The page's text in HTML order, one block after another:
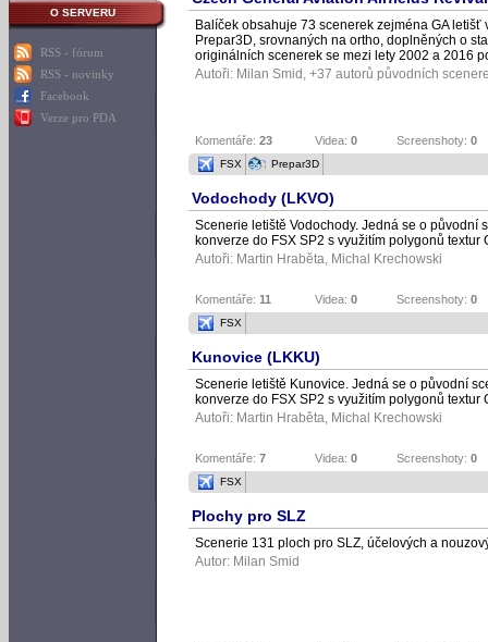
O SERVERU
RSS - fórum
RSS - novinky
Facebook
Verze pro PDA
Balíček obsahuje 73 scenerek zejména GA
Prepar3D, srovnaných na ortho, doplněných o
originálních scenerek se mezi lety 2002 a 2016
Autoři: Milan Smid , +37 autorů původních
Komentáře: 23 Videa: 0 Screenshoty: 0
FSX Prepar3D
Vodochody (LKVO)
Scenerie letiště Vodochody. Jedná se o
konverze do FSX SP2 s využitím polygonů textur
Autoři: Martin Hraběta Michal Krechowski
Komentáře: 11 Videa: 0 Screenshoty: 0
FSX
Kunovice (LKKU)
Scenerie letiště Kunovice. Jedná se o původní
konverze do FSX SP2 s využitím polygonů textur
Autoři: Martin Hraběta Michal Krechowski
Komentáře: 7 Videa: 0 Screenshoty: 0
FSX
Plochy pro SLZ
Scenerie 131 ploch pro SLZ, účelových a
Autor: Milan Smid